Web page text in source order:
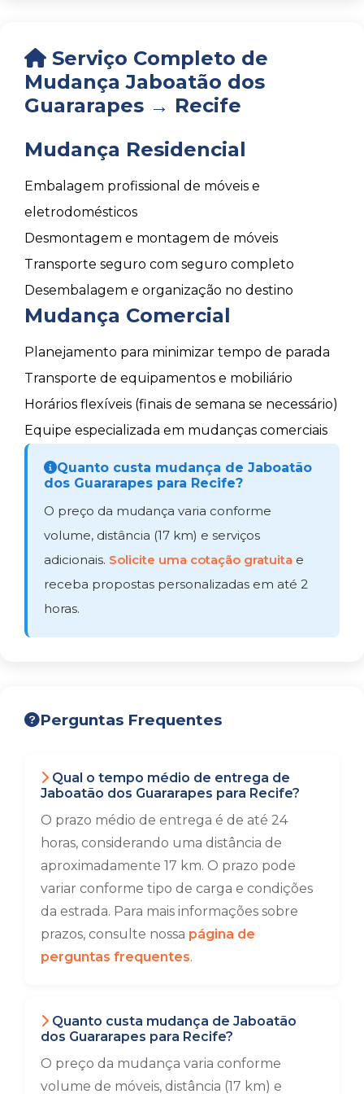
Serviço Completo de
Mudança Jaboatão dos
Guararapes → Recife
Mudança Residencial
Embalagem profissional de móveis e
eletrodomésticos
Desmontagem e montagem de móveis
Transporte seguro com seguro completo
Desembalagem e organização no destino
Mudança Comercial
Planejamento para minimizar tempo de parada
Transporte de equipamentos e mobiliário
Horários flexíveis (finais de semana se necessário)
Equipe especializada em mudanças comerciais
Quanto custa mudança de Jaboatão
dos Guararapes para Recife?
O preço da mudança varia conforme
volume, distância (17 km) e serviços
adicionais. Solicite uma cotação gratuita e
receba propostas personalizadas em até 2
horas.
Perguntas Frequentes
Qual o tempo médio de entrega de
Jaboatão dos Guararapes para Recife?
O prazo médio de entrega é de até 24
horas, considerando uma distância de
aproximadamente 17 km. O prazo pode
variar conforme tipo de carga e condições
da estrada. Para mais informações sobre
prazos, consulte nossa página de
perguntas frequentes.
Quanto custa mudança de Jaboatão
dos Guararapes para Recife?
O preço da mudança varia conforme
volume de móveis, distância (17 km) e